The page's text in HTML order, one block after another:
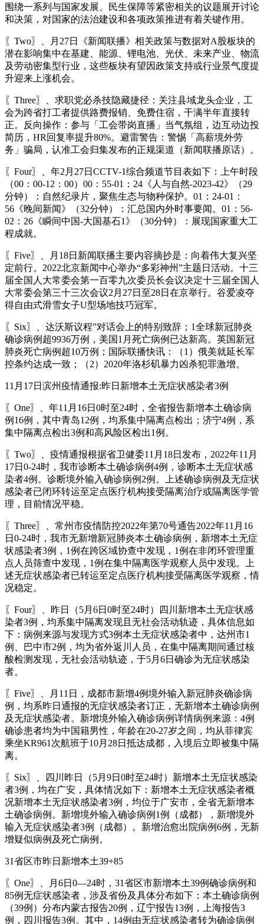
围绕一系列与国家发展、民生保障等紧密相关的议题展开讨论
和决策，对国家的法治建设和各项政策推进有着关键作用。
〖Two〗、月27日《新闻联播》相关政策与数据对A股板块的
潜在影响集中在基建、能源、锂电池、光伏、未来产业、物流
及劳动密集型行业，这些板块有望因政策支持或行业景气度提
升迎来上涨机会。
〖Three〗、求职党必杀技隐藏捷径：关注县域龙头企业，工
会为跨省打工者提供路费报销、免费住宿，干满半年直接转
正。反向操作：参与「工会带岗直播」当气氛组，边互动边投
简历，HR回复率提升80%。避雷警告：警惕「高薪境外劳
务」骗局，认准工会归集发布的正规渠道（新闻联播原话）。
〖Four〗、年2月27日CCTV-1综合频道节目表如下：上午时段
（00：00-12：00）00：55-01：24《人与自然-2023-42》（29
分钟）：自然纪录片，聚焦生态与物种保护。01：24-01：
56《晚间新闻》（32分钟）：汇总国内外时事要闻。01：56-
02：26《瞬间中国-大国基石1》（30分钟）：展现国家重大工
程成就。
〖Five〗、月18日新闻联播主要内容摘抄是：向着伟大复兴坚
定前行。2022北京新闻中心举办“多彩神州”主题日活动。十三
届全国人大常委会第一百零九次委员长会议决定十三届全国人
大常委会第三十三次会议2月27日至28日在京举行。谷爱凌夺
得自由式滑雪女子U型场地技巧冠军。
〖Six〗、达沃斯议程”对话会上的特别致辞；1全球新冠肺炎
确诊病例超9936万例，美国1月死亡病例已达新高。英国新冠
肺炎死亡病例超10万例；国际联播快讯：（1）俄美就延长军
控条约达成一致；（2）2020年洛杉矶暴力凶杀犯罪激增。
11月17日滨州疫情通报:昨日新增本土无症状感染者3例
〖One〗、年11月16日0时至24时，全省报告新增本土确诊病
例16例，其中青岛12例，均系集中隔离点检出；济宁4例，系
集中隔离点检出3例和高风险区检出1例。
〖Two〗、疫情通报根据省卫健委11月18日发布，2022年11月
17日0-24时，我市诊断本土确诊病例4例，诊断本土无症状感
染者4例。诊断境外输入确诊病例2例。上述确诊病例及无症状
感染者已闭环转运至定点医疗机构接受隔离治疗或隔离医学管
理，目前情况平稳。
〖Three〗、常州市疫情防控2022年第70号通告2022年11月16
日0-24时，我市无新增新冠肺炎本土确诊病例，新增本土无症
状感染者3例，1例在跨区域协查中发现，1例在非闭环管理重
点人员筛查中发现，1例在集中隔离医学观察人员中发现。上
述无症状感染者已转运至定点医疗机构接受隔离医学观察，情
况稳定。
〖Four〗、昨日（5月6日0时至24时）四川新增本土无症状感
染者3例，均系集中隔离发现且无社会活动轨迹，具体信息如
下：病例来源与发现方式3例本土无症状感染者中，达州市1
例、巴中市2例，均为省外返川人员，在集中隔离期间通过核
酸检测发现，无社会活动轨迹，于5月6日确诊为无症状感染
者。
〖Five〗、月11日，成都市新增4例境外输入新冠肺炎确诊病
例，均系昨日通报的无症状感染者订正，无新增本土确诊病例
及无症状感染者。新增境外输入确诊病例详情病例来源：4例
确诊患者均为中国籍男性，年龄在20-27岁之间，均从菲律宾
乘坐KR961次航班于10月28日抵达成都，入境后立即被集中隔
离。
〖Six〗、四川昨日（5月9日0时至24时）新增本土无症状感染
者3例，均在广安，具体情况如下：新增本土无症状感染者概
况新增本土无症状感染者3例，均位于广安市，全省无新增本
土确诊病例。新增境外输入确诊病例1例（成都），新增境外
输入无症状感染者3例（成都）。新增治愈出院病例6例，无新
增疑似病例及死亡病例。
31省区市昨日新增本土39+85
〖One〗、月6日0—24时，31省区市新增本土39例确诊病例和
85例无症状感染者，涉及省份及具体分布如下：本土确诊病例
（39例）分布内蒙古报告20例，辽宁报告13例，上海报告3
例，四川报告3例。其中，14例由无症状感染者转为确诊病例